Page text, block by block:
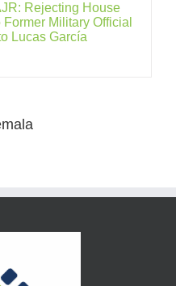
Rejecting House
Military Official
Lucas García